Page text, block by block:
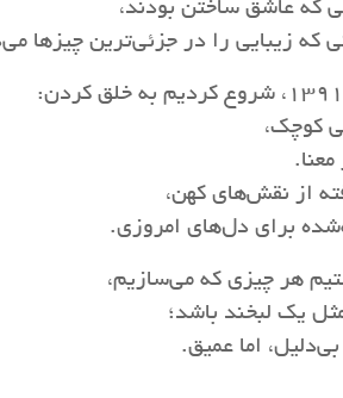
که عاشق ساختن بودند،
که زیبایی را در جزئی‌ترین چیزها
کوچک،
معنا.
از نقش‌های کهن،
برای دل‌های امروزی.
هر چیزی که می‌سازیم،
یک لبخند باشد؛
بی‌دلیل، اما عمیق.